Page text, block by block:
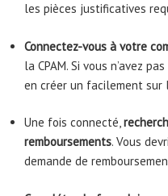
les pièces justificatives
Connectez-vous à votre
la CPAM. Si vous n’avez
en créer un facilement sur
Une fois connecté,
remboursements. Vous
demande de